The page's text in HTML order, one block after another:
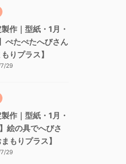
製作｜型紙・1月・
ぺたぺたへびさん
もりプラス】
29
製作｜型紙・1月・
絵の具でへびさ
もりプラス】
29